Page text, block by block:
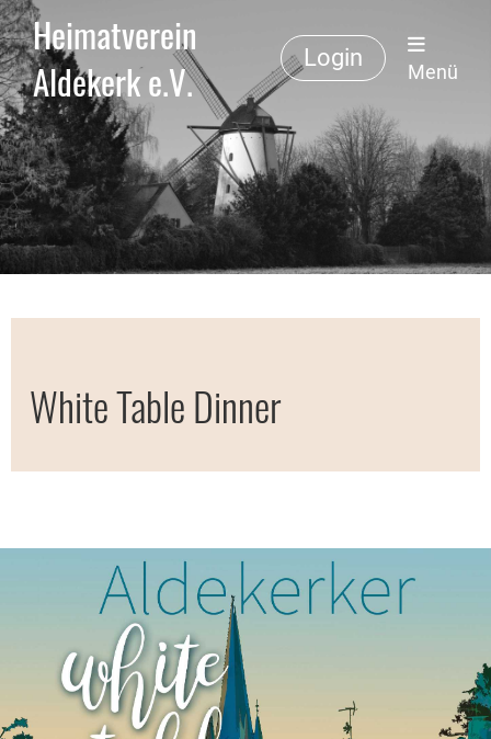
Heimatverein
Aldekerk e.V.
Login
Menü
White Table Dinner